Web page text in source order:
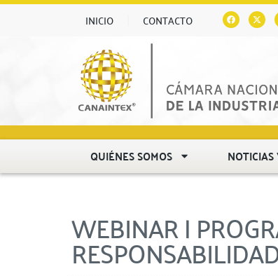
INICIO CONTACTO
QUIÉNES SOMOS
WEBINAR |